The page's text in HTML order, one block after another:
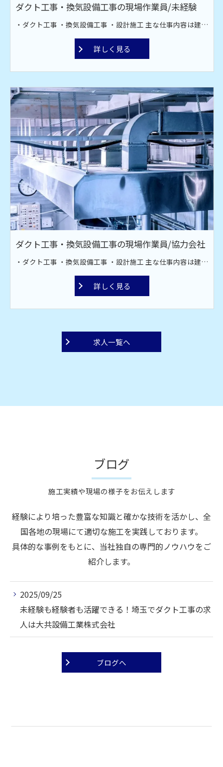
ダクト工事・換気設備工事の現場作業員/未経験
・ダクト工事 ・換気設備工事 ・設計施工 主な仕事内容は建設現場での空調設備工事です。オフィス、工場、飲食店、スーパーなどのダクト工場。 換気・排煙・空調などのダクト材の取り付け作業です。ダクト材接続・換気扇取り付け・ファン取付工事を行っております。 現場は全国対応！ 宮古島や甲子園近郊への出張もあります。
詳しく見る
ダクト工事・換気設備工事の現場作業員/協力会社
・ダクト工事 ・換気設備工事 ・設計施工 主な仕事内容は建設現場での空調設備工事です。オフィス、工場、飲食店、スーパーなどのダクト工場。 換気・排煙・空調などのダクト材の取り付け作業です。ダクト材接続・換気扇取り付け・ファン取付工事を行っております。 現場は全国対応！ 宮古島や甲子園近郊への出張もあります。
詳しく見る
求人一覧へ
施工実績や現場の様子をお伝えします
ブログ
経験により培った豊富な知識と確かな技術を活かし、全
国各地の現場にて適切な施工を実践しております。
具体的な事例をもとに、当社独自の専門的ノウハウをご
紹介します。
2025/09/25
未経験も経験者も活躍できる！埼玉でダクト工事の求
人は大共設備工業株式会社
ブログへ
お問い合わせはこちら